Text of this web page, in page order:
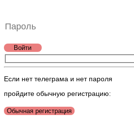
Войти
Если нет телеграма и нет пароля
пройдите обычную регистрацию:
Обычная регистрация